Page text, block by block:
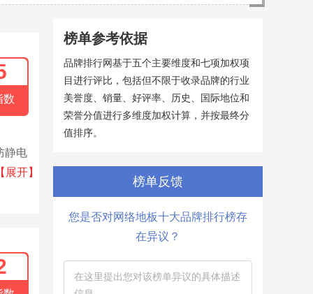
数
静电
体
【展开】
榜单参考依据
品牌排行网基于五个主要维度和七项加权项
目进行评比，包括但不限于收录品牌的行业
美誉度、销量、好评率、历史、国际地位和
荣誉分值进行多维度加权计算，并按最终分
值排序。
榜单反馈
您是否对网络地板十大品牌排行榜存
在异议？